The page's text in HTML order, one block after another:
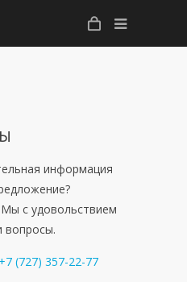
информация
с удовольствием
вопросы.
+7 (727) 357-22-77